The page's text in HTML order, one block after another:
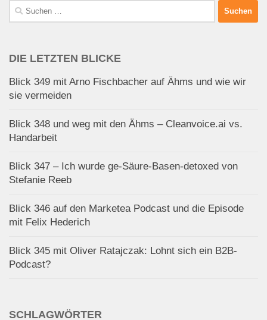
Suchen
nach:
DIE LETZTEN BLICKE
Blick 349 mit Arno Fischbacher auf Ähms und wie wir
sie vermeiden
Blick 348 und weg mit den Ähms – Cleanvoice.ai vs.
Handarbeit
Blick 347 – Ich wurde ge-Säure-Basen-detoxed von
Stefanie Reeb
Blick 346 auf den Marketea Podcast und die Episode
mit Felix Hederich
Blick 345 mit Oliver Ratajczak: Lohnt sich ein B2B-
Podcast?
SCHLAGWÖRTER